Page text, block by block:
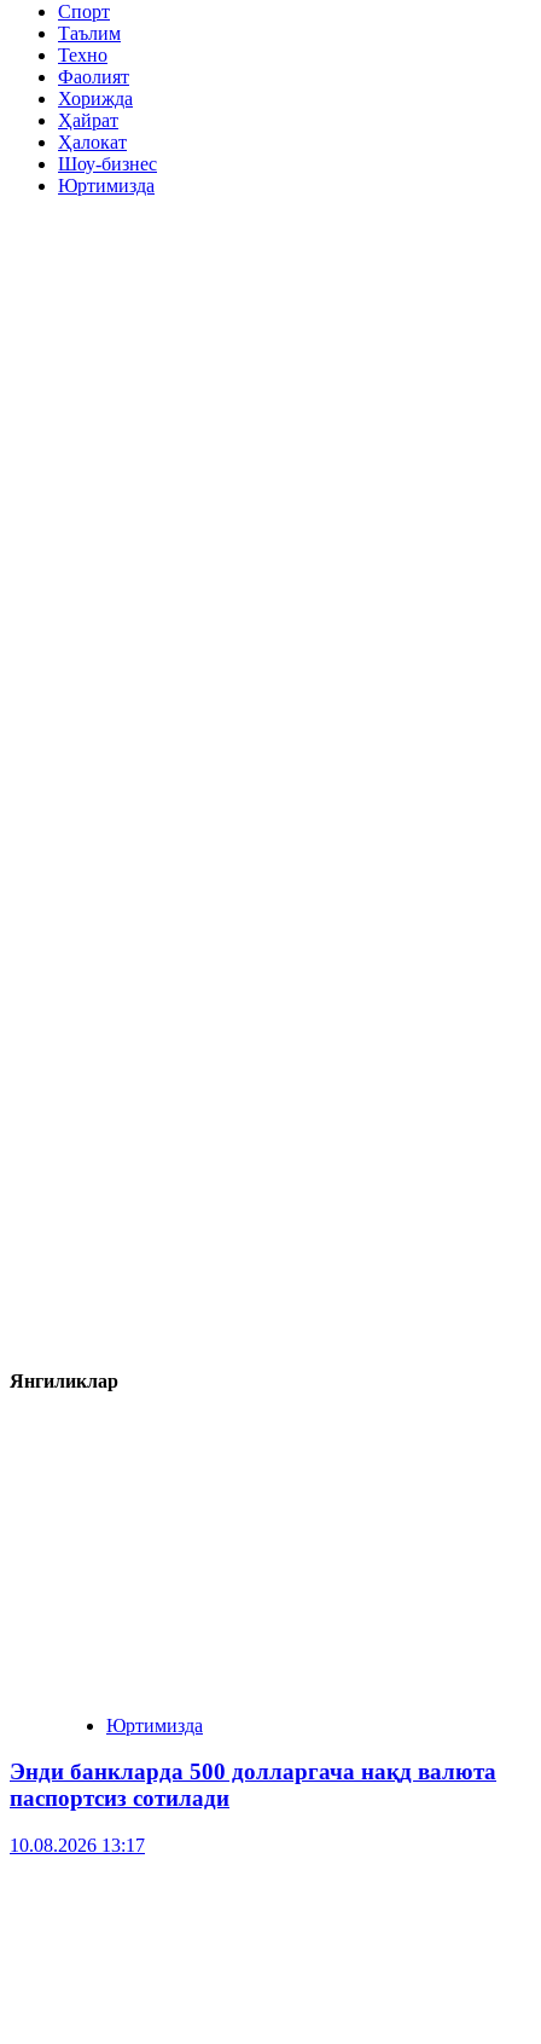
Спорт
Таълим
Техно
Фаолият
Хорижда
Ҳайрат
Ҳалокат
Шоу-бизнес
Юртимизда
Янгиликлар
Юртимизда
Энди банкларда 500 долларгача нақд валюта
паспортсиз сотилади
10.08.2026 13:17